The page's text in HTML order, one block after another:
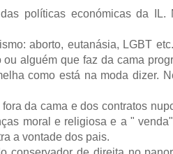
políticas económicas da IL.
aborto, eutanásia, LGBT
alguém que faz da cama
como está na moda dizer.
da cama e dos contratos
moral e religiosa e a "
a vontade dos pais.